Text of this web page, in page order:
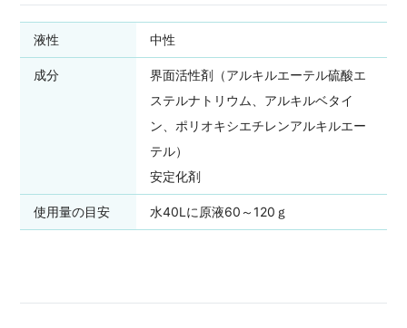
液性 中性
成分
界面活性剤（アルキルエーテル硫酸エ
ステルナトリウム、アルキルベタイ
ン、ポリオキシエチレンアルキルエー
テル）
安定化剤
使用量の目安 水40Lに原液60～120ｇ